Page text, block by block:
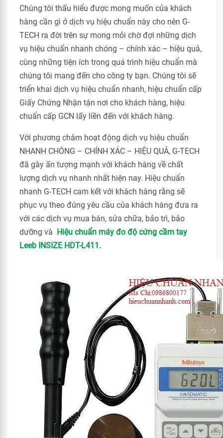
Chúng tôi thấu hiểu được mong muốn của khách
hàng cần gì ở dịch vụ hiệu chuẩn này cho nên G-
TECH ra đời trên sự mong mỏi chờ đợi những dịch
vụ hiệu chuẩn nhanh chóng – chính xác – hiệu quả,
cùng những tiện ích trong quá trình hiệu chuẩn mà
chúng tôi mang đến cho công ty bạn. Chúng tôi sẽ
triển khai dịch vụ hiệu chuẩn nhanh, hiệu chuẩn cấp
Giấy Chứng Nhận tận nơi cho khách hàng, hiệu
chuẩn cấp GCN lấy liền đến với khách hàng.
Với phương châm hoạt động dịch vụ hiệu chuẩn
NHANH CHÓNG – CHÍNH XÁC – HIỆU QUẢ, G-TECH
đã gây ấn tượng mạnh với khách hàng về chất
lượng dịch vụ nhanh nhất hiện nay. Hiệu chuẩn
nhanh G-TECH cam kết với khách hàng rằng sẽ
phục vụ theo đúng yêu cầu của khách hàng đưa ra
với các dịch vụ mua bán, sửa chữa, bảo trì, bảo
dưỡng và Hiệu chuẩn máy đo độ cứng cầm tay
Leeb INSIZE HDT-L411.